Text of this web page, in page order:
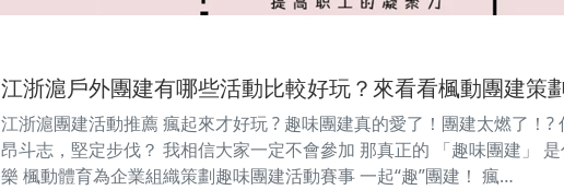
江浙滬戶外團建有哪些活動比較好玩？來看看楓動團建策
江浙滬團建活動推薦 瘋起來才好玩 ? 趣味團建真的愛了！團建太燃了！
昂斗志，堅定步伐？ 我相信大家一定不會參加 那真正的 「趣味團建」
樂 楓動體育為企業組織策劃趣味團建活動賽事 一起“趣”團建！ 瘋…